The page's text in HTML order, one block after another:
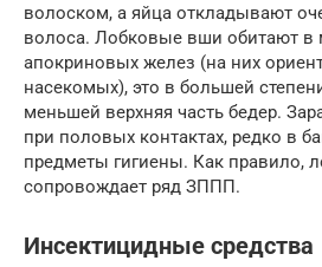
волоском, а яйца откладывают
волоса. Лобковые вши обитают в
апокриновых желез (на них
насекомых), это в большей
меньшей верхняя часть бедер.
при половых контактах, редко в
предметы гигиены. Как правило,
сопровождает ряд ЗППП.
Инсектицидные средства